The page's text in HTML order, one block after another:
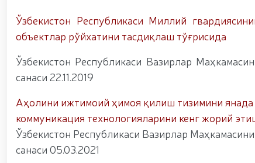
Ўзбекистон Республикаси Миллий
объектлар рўйхатини тасдиқлаш тўғрисида
Ўзбекистон Республикаси Вазирлар
санаси 22.11.2019
Аҳолини ижтимоий ҳимоя қилиш тизимини
коммуникация технологияларини кенг жорий
Ўзбекистон Республикаси Вазирлар
санаси 05.03.2021